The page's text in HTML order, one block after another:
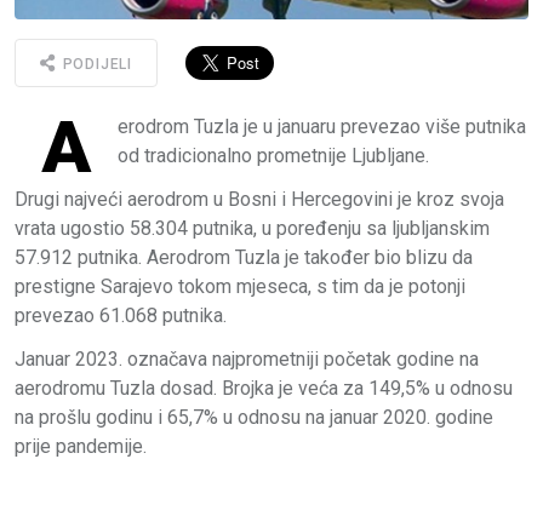
PODIJELI
A
erodrom Tuzla je u januaru prevezao više putnika
od tradicionalno prometnije Ljubljane.
Drugi najveći aerodrom u Bosni i Hercegovini je kroz svoja
vrata ugostio 58.304 putnika, u poređenju sa ljubljanskim
57.912 putnika. Aerodrom Tuzla je također bio blizu da
prestigne Sarajevo tokom mjeseca, s tim da je potonji
prevezao 61.068 putnika.
Januar 2023. označava najprometniji početak godine na
aerodromu Tuzla dosad. Brojka je veća za 149,5% u odnosu
na prošlu godinu i 65,7% u odnosu na januar 2020. godine
prije pandemije.